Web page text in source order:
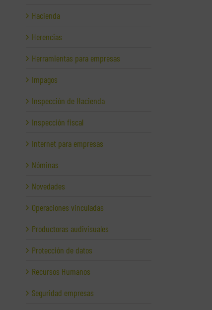
Hacienda
Herencias
Herramientas para empresas
Impagos
Inspección de Hacienda
Inspección fiscal
Internet para empresas
Nóminas
Novedades
Operaciones vinculadas
Productoras audivisuales
Protección de datos
Recursos Humanos
Seguridad empresas